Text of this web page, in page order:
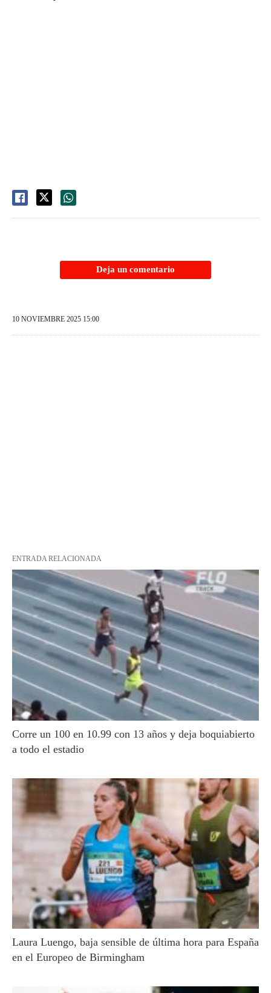
Deja un comentario
10 NOVIEMBRE 2025 15:00
ENTRADA RELACIONADA
Corre un 100 en 10.99 con 13 años y deja boquiabierto
a todo el estadio
Laura Luengo, baja sensible de última hora para España
en el Europeo de Birmingham